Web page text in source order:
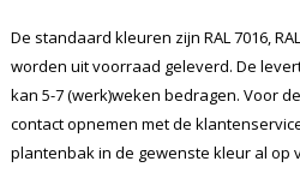
De standaard kleuren zijn RAL 7016,
worden uit voorraad geleverd. De
kan 5-7 (werk)weken bedragen. Voor
contact opnemen met de
plantenbak in de gewenste kleur al op